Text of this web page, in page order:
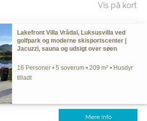
Vis på kort
Lakefront Villa Vrådal, Luksusvilla ved
golfpark og moderne skisportscenter |
Jacuzzi, sauna og udsigt over søen
16 Personer • 5 soverum • 209 m² • Husdyr
tilladt
Mere Info